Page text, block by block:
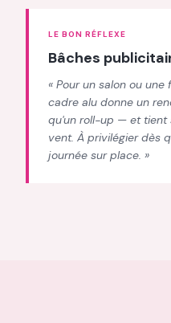
LE BON RÉFLEXE
Bâches
« Pour un salon ou
cadre alu donne un
qu'un roll-up — et tient
vent. À privilégier dès
journée sur place. »